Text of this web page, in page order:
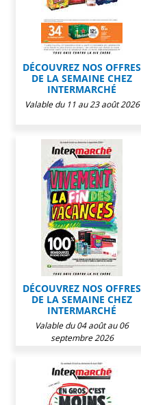
DÉCOUVREZ NOS OFFRES
DE LA SEMAINE CHEZ
INTERMARCHÉ
Valable du 11 au 23 août 2026
DÉCOUVREZ NOS OFFRES
DE LA SEMAINE CHEZ
INTERMARCHÉ
Valable du 04 août au 06
septembre 2026